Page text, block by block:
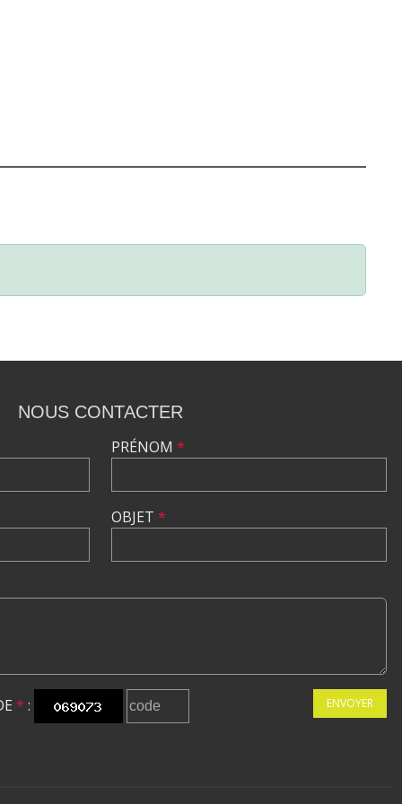
NOUS CONTACTER
PRÉNOM *
OBJET *
* : ENVOYER